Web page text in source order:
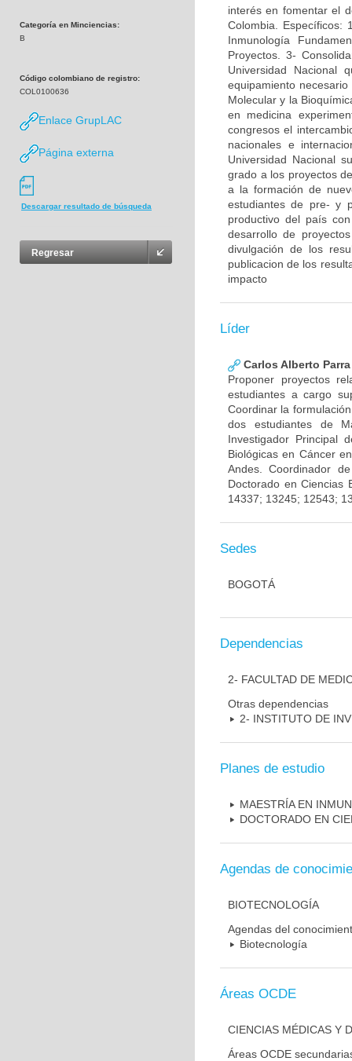
Categoría en Minciencias:
B
Código colombiano de registro:
COL0100636
Enlace GrupLAC
Página externa
Descargar resultado de búsqueda
Regresar
interés en fomentar el
Colombia. Específicos:
Inmunología
Proyectos. 3-
Universidad
equipamiento
Molecular y la
en medicina
congresos el
nacionales e
Universidad Nacional
grado a los proyectos
a la formación de
estudiantes de pre- y
productivo del país
desarrollo de
divulgación de los
publicacion de los
impacto
Líder
Carlos Alberto
Proponer proyectos
estudiantes a cargo
Coordinar la
dos estudiantes de
Investigador Principal
Biológicas en Cáncer
Andes. Coordinador
Doctorado en Ciencias
14337; 13245; 12543;
Sedes
BOGOTÁ
Dependencias
2- FACULTAD DE
Otras dependencias
2- INSTITUTO DE
Planes de estudio
MAESTRÍA EN
DOCTORADO EN
Agendas de
BIOTECNOLOGÍA
Agendas del
Biotecnología
Áreas OCDE
CIENCIAS MÉDICAS Y
Áreas OCDE